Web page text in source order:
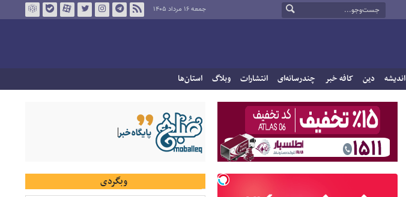
جمعه ۱۶ مرداد ۱۴۰۵
اندیشه دین کافه خبر چندرسانه‌ای انتشارات وبلاگ استان‌ها
وبگردی